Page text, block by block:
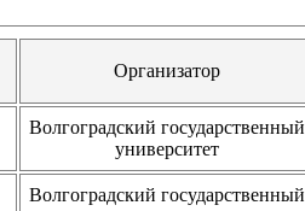
Организатор
Волгоградский государственный
университет
Волгоградский государственный